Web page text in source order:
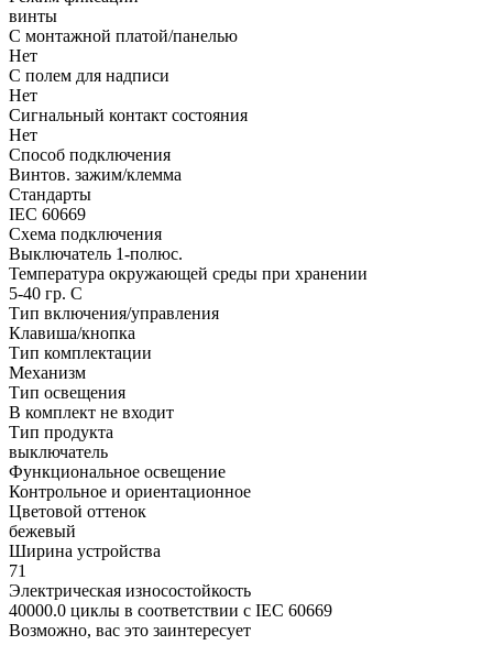
винты
С монтажной платой/панелью
Нет
С полем для надписи
Нет
Сигнальный контакт состояния
Нет
Способ подключения
Винтов. зажим/клемма
Стандарты
IEC 60669
Схема подключения
Выключатель 1-полюс.
Температура окружающей среды при хранении
5-40 гр. C
Тип включения/управления
Клавиша/кнопка
Тип комплектации
Механизм
Тип освещения
В комплект не входит
Тип продукта
выключатель
Функциональное освещение
Контрольное и ориентационное
Цветовой оттенок
бежевый
Ширина устройства
71
Электрическая износостойкость
40000.0 циклы в соответствии с IEC 60669
Возможно, вас это заинтересует